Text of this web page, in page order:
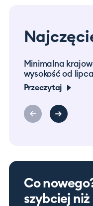
Minimalna
wysokość od
Przeczytaj
Co
szybciej niż